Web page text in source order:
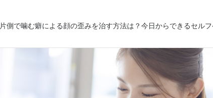
片側で噛む癖による顔の歪みを治す方法は？今日からできるセル